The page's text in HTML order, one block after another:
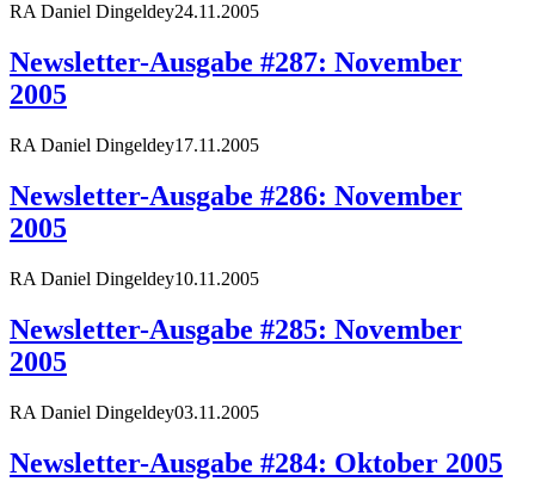
RA Daniel Dingeldey24.11.2005
Newsletter-Ausgabe #287: November
2005
RA Daniel Dingeldey17.11.2005
Newsletter-Ausgabe #286: November
2005
RA Daniel Dingeldey10.11.2005
Newsletter-Ausgabe #285: November
2005
RA Daniel Dingeldey03.11.2005
Newsletter-Ausgabe #284: Oktober 2005